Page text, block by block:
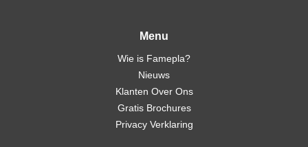
Menu
Wie is Famepla?
Nieuws
Klanten Over Ons
Gratis Brochures
Privacy Verklaring